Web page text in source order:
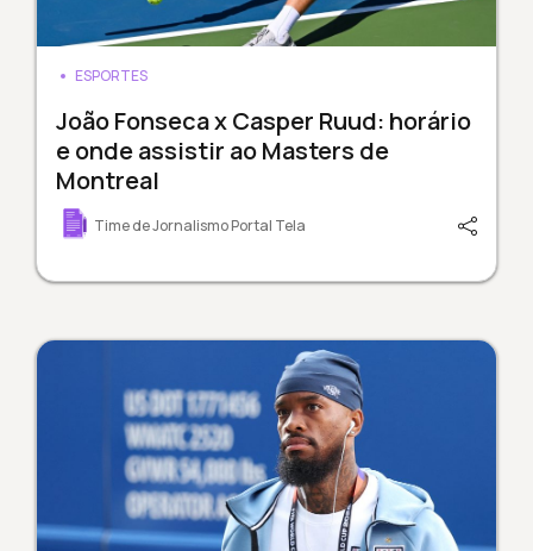
ESPORTES
João Fonseca x Casper Ruud: horário
e onde assistir ao Masters de
Montreal
Time de Jornalismo Portal Tela